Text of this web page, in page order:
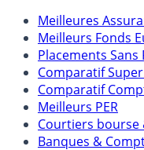
Comparatifs
Meilleures
Meilleurs Fonds
Placements Sans
Comparatif Super
Comparatif
Meilleurs PER